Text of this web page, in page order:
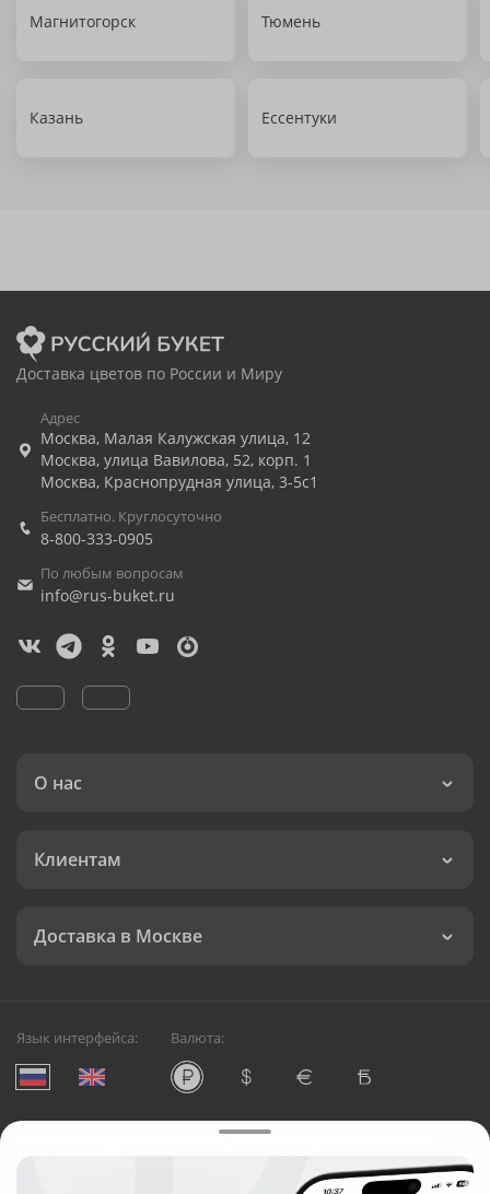
Магнитогорск Тюмень
Казань Ессентуки
Доставка цветов по России и Миру
Адрес
Москва, Малая Калужская улица, 12
Москва, улица Вавилова, 52, корп. 1
Москва, Краснопрудная улица, 3-5с1
Бесплатно. Круглосуточно
8-800-333-0905
По любым вопросам
info@rus-buket.ru
О нас
Клиентам
Доставка в Москве
Язык интерфейса: Валюта:
Служба круглосуточной доставки цветов в Москве
Русский Букет, 2026